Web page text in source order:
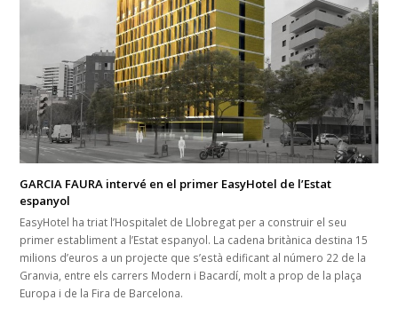
GARCIA FAURA intervé en el primer EasyHotel de l’Estat
espanyol
EasyHotel ha triat l’Hospitalet de Llobregat per a construir el seu
primer establiment a l’Estat espanyol. La cadena britànica destina 15
milions d’euros a un projecte que s’està edificant al número 22 de la
Granvia, entre els carrers Modern i Bacardí, molt a prop de la plaça
Europa i de la Fira de Barcelona.